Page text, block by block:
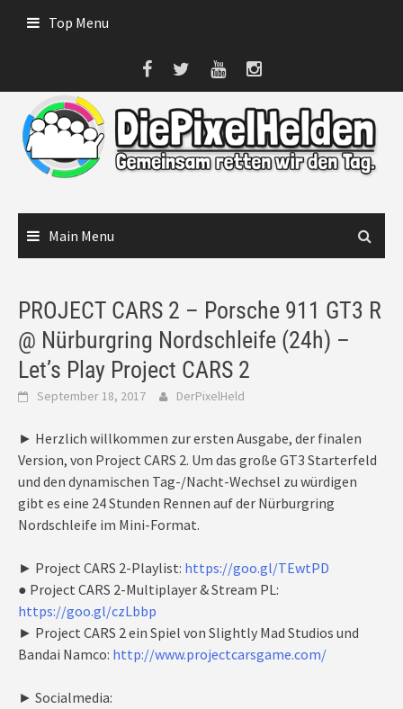
Top Menu
Main Menu
PROJECT CARS 2 – Porsche 911 GT3 R
@ Nürburgring Nordschleife (24h) –
Let’s Play Project CARS 2
September 18, 2017 DerPixelHeld
► Herzlich willkommen zur ersten Ausgabe, der finalen
Version, von Project CARS 2. Um das große GT3 Starterfeld
und den dynamischen Tag-/Nacht-Wechsel zu würdigen
gibt es eine 24 Stunden Rennen auf der Nürburgring
Nordschleife im Mini-Format.
► Project CARS 2-Playlist: https://goo.gl/TEwtPD
● Project CARS 2-Multiplayer & Stream PL:
https://goo.gl/czLbbp
► Project CARS 2 ein Spiel von Slightly Mad Studios und
Bandai Namco: http://www.projectcarsgame.com/
► Socialmedia: